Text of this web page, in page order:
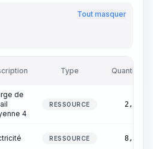
Tout masquer
Type Quantité
de
4
RESSOURCE 2,50
RESSOURCE 8,64